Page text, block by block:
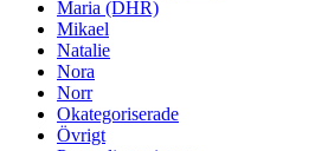
Maria (DHR)
Mikael
Natalie
Nora
Norr
Okategoriserade
Övrigt